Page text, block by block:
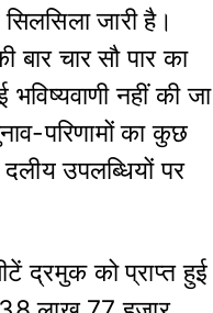
जारी है।
चार सौ पार का
नहीं की जा
परिणामों का कुछ
उपलब्धियों पर
द्रमुक को प्राप्त हुई